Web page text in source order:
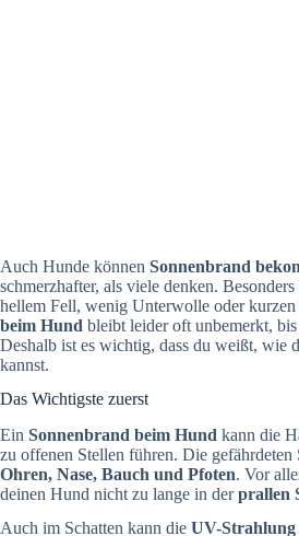
Auch Hunde können Sonnenbrand
schmerzhafter, als viele denken.
hellem Fell, wenig Unterwolle oder kurzen
beim Hund bleibt leider oft unbemerkt, bis
Deshalb ist es wichtig, dass du weißt, wie
kannst.
Das Wichtigste zuerst
Ein Sonnenbrand beim Hund kann die
zu offenen Stellen führen. Die gefährdeten
Ohren, Nase, Bauch und Pfoten. Vor
deinen Hund nicht zu lange in derprallen
Auch im Schatten kann die UV-Strahlung